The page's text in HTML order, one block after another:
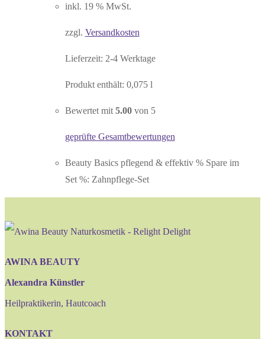
inkl. 19 % MwSt.
zzgl. Versandkosten
Lieferzeit: 2-4 Werktage
Produkt enthält: 0,075 l
Bewertet mit 5.00von 5
geprüfte Gesamtbewertungen
Beauty Basics pflegend & effektiv % Spare im
Set %: Zahnpflege-Set
AWINA BEAUTY
Alexandra Künstler
Heilpraktikerin, Hautcoach
KONTAKT